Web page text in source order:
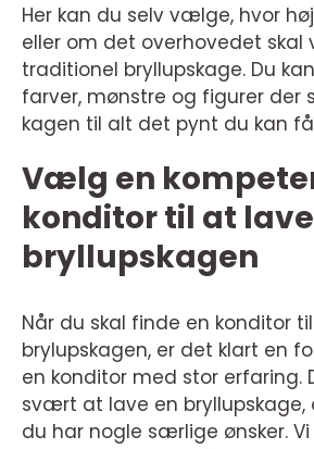
Her kan du selv vælge, hvor
eller om det overhovedet
traditionel bryllupskage. Du
farver, mønstre og figurer der
kagen til alt det pynt du kan
Vælg en
konditor til at lave
bryllupskagen
Når du skal finde en konditor
brylupskagen, er det klart en
en konditor med stor erfaring.
svært at lave en
du har nogle særlige ønsker.